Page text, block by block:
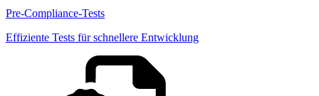
Pre-Compliance-Tests
Effiziente Tests für schnellere Entwicklung